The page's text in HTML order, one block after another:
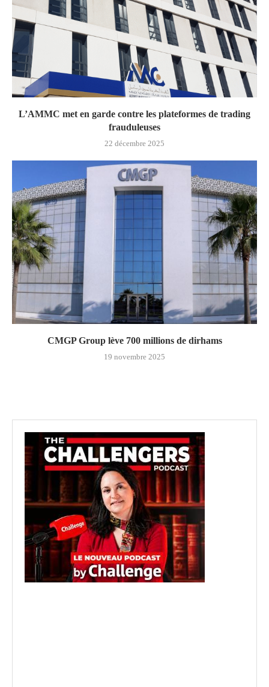
L’AMMC met en garde contre les plateformes de trading
frauduleuses
22 décembre 2025
CMGP Group lève 700 millions de dirhams
19 novembre 2025